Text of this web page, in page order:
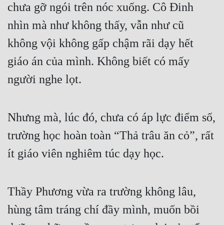
chưa gỡ ngói trên nóc xuống. Cô Đinh
nhìn mà như không thấy, vẫn như cũ
không vội không gấp chậm rãi dạy hết
giáo án của mình. Không biết có mấy
người nghe lọt.
Nhưng mà, lúc đó, chưa có áp lực điểm số,
trường học hoàn toàn “Thả trâu ăn cỏ”, rất
ít giáo viên nghiêm túc dạy học.
Thầy Phương vừa ra trường không lâu,
hùng tâm tráng chí đầy mình, muốn bồi